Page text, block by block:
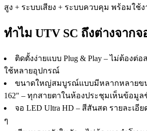
สูง + ระบบเสียง + ระบบควบคุม พร้อมใช้
ทำไม UTV SC ถึงต่างจากจ
ติดตั้งง่ายแบบ Plug & Play – ไม่ต้องต่
ใช้หลายอุปกรณ์
ขนาดใหญ่สมบูรณ์แบบมีหลากหลายขน
162" – ทุกสายตาในห้องประชุมเห็นข้อมูล
จอ LED Ultra HD – สีสันสด รายละเอี
ๆ